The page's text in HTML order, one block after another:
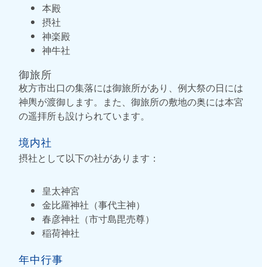
本殿
摂社
神楽殿
神牛社
御旅所
枚方市出口の集落には御旅所があり、例大祭の日には
神輿が渡御します。また、御旅所の敷地の奥には本宮
の遥拝所も設けられています。
境内社
摂社として以下の社があります：
皇太神宮
金比羅神社（事代主神）
春彦神社（市寸島毘売尊）
稲荷神社
年中行事